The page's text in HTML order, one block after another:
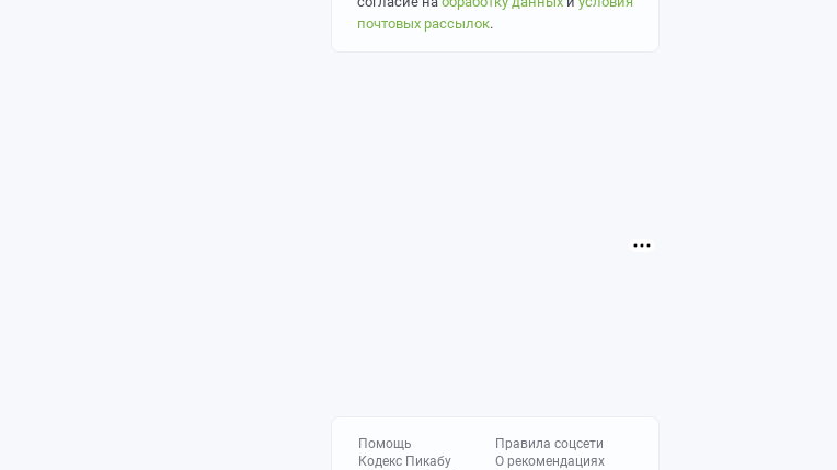
почтовых рассылок.
Помощь
Кодекс Пикабу
Правила соцсети
О рекомендациях